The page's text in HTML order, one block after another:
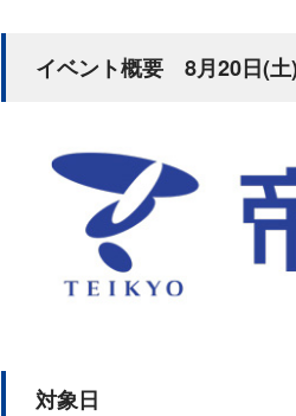
イベント概要 8月20日(土
対象日